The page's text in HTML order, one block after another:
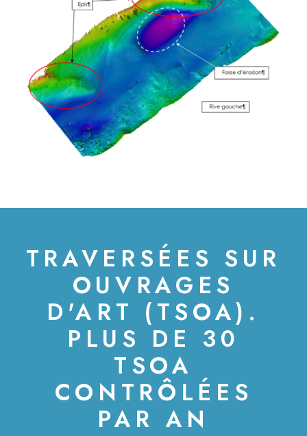
TRAVERSÉES SUR
OUVRAGES
D'ART (TSOA).
PLUS DE 30
TSOA
CONTRÔLÉES
PAR AN